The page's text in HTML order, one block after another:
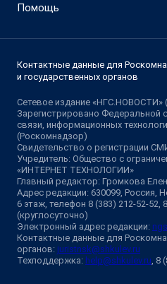
Помощь
Контактные данные для
и государственных органов
Сетевое издание «НГС.НОВОСТИ»
Зарегистрировано Федеральной
связи, информационных
(Роскомнадзор)
Свидетельство о регистрации
Учредитель: Общество с
«ИНТЕРНЕТ ТЕХНОЛОГИИ»
Главный редактор: Громкова
Адрес редакции: 630099, Россия,
6 этаж, телефон 8 (383) 212-52-52,
(круглосуточно)
Электронный адрес редакции:
Контактные данные для
органов: juristnsk@shkulev.ru
Техподдержка: help@shkulev.ru ,